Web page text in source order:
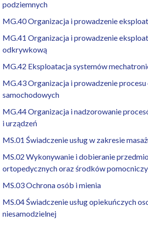
podziemnych
MG.40 Organizacja i prowadzenie
MG.41 Organizacja i prowadzenie
odkrywkową
MG.42 Eksploatacja systemów
MG.43 Organizacja i prowadzenie
samochodowych
MG.44 Organizacja i nadzorowanie
i urządzeń
MS.01 Świadczenie usług w zakresie
MS.02 Wykonywanie i dobieranie
ortopedycznych oraz środków
MS.03 Ochrona osób i mienia
MS.04 Świadczenie usług opiekuńczych
niesamodzielnej